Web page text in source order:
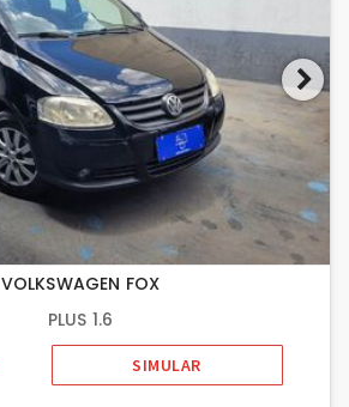
VOLKSWAGEN FOX
PLUS 1.6
SIMULAR